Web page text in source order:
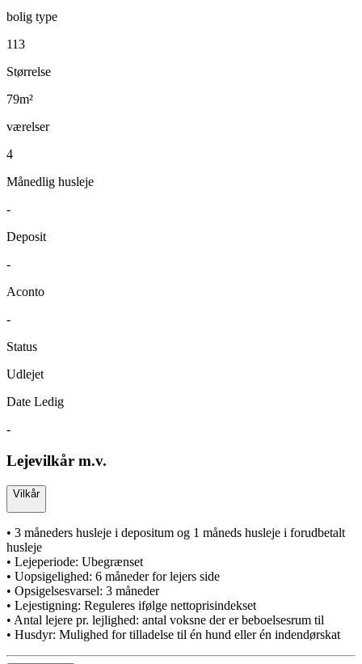
bolig type
113
Størrelse
79m²
værelser
4
Månedlig husleje
-
Deposit
-
Aconto
-
Status
Udlejet
Date Ledig
-
Lejevilkår m.v.
Vilkår
• 3 måneders husleje i depositum og 1 måneds husleje i forudbetalt
husleje
• Lejeperiode: Ubegrænset
• Uopsigelighed: 6 måneder for lejers side
• Opsigelsesvarsel: 3 måneder
• Lejestigning: Reguleres ifølge nettoprisindekset
• Antal lejere pr. lejlighed: antal voksne der er beboelsesrum til
• Husdyr: Mulighed for tilladelse til én hund eller én indendørskat